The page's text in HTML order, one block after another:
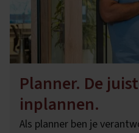
Planner. De
inplannen.
Als planner ben je